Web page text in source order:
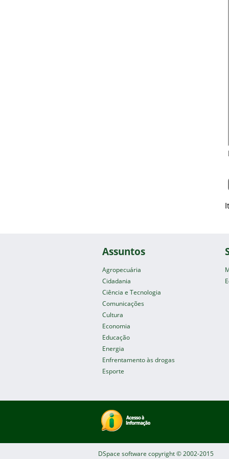
Assuntos
Agropecuária
Cidadania
Ciência e Tecnologia
Comunicações
Cultura
Economia
Educação
Energia
Enfrentamento às drogas
Esporte
DSpace software copyright © 2002-2015